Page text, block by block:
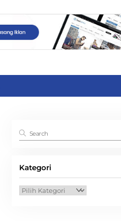
Kategori
Kategori